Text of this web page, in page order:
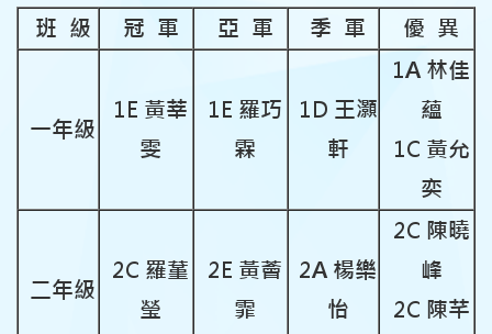
班 級
冠 軍 亞 軍 季 軍 優 異
一年級
1E 黃莘
雯
1E 羅巧
霖
1D 王灝
軒
1A 林佳
蘊
1C 黃允
奕
二年級
2C 羅蓳
瑩
2E 黃薈
霏
2A 楊樂
怡
2C 陳曉
峰
2C 陳芊